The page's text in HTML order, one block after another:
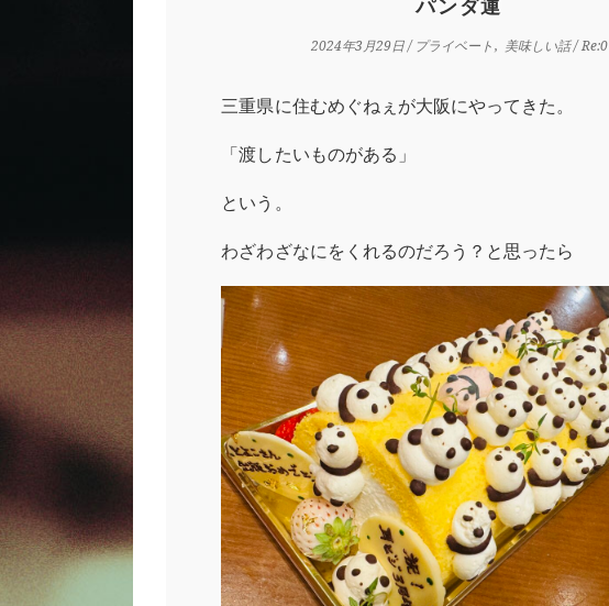
パンダ運
2024年3月29日/ プライベート 美味しい話/ Re:0
三重県に住むめぐねぇが大阪にやってきた。
「渡したいものがある」
という。
わざわざなにをくれるのだろう？と思ったら